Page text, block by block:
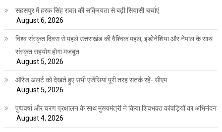
सहसपुर में हरक सिंह रावत की सक्रियता से बढ़ी सियासी चर्चाएं
August 6, 2026
विश्व संस्कृत दिवस से पहले उत्तराखंड की वैश्विक पहल, इंडोनेशिया और नेपाल के साथ
संस्कृत सहयोग होगा मजबूत
August 5, 2026
ऑरेंज अलर्ट को देखते हुए सभी एजेंसियां पूरी तरह सतर्क रहें- सीएम
August 5, 2026
पुष्पवर्षा और चरण प्रक्षालन के साथ मुख्यमंत्री ने किया शिवभक्त कांवड़ियों का अभिनंदन
August 4, 2026